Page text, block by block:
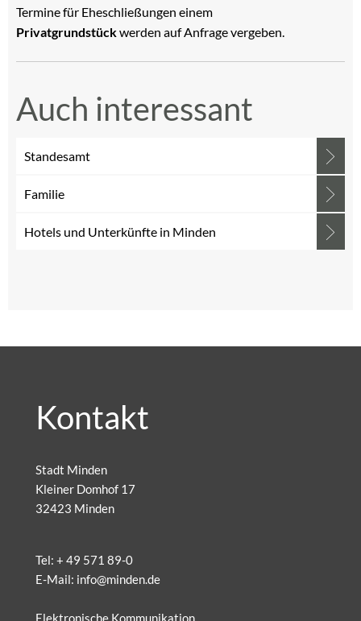
Termine für Eheschließungen einem
Privatgrundstückwerden auf Anfrage vergeben.
Auch interessant
Standesamt
Familie
Hotels und Unterkünfte in Minden
Kontakt
Stadt Minden
Kleiner Domhof 17
32423 Minden
Tel: + 49 571 89-0
E-Mail: info@minden.de
Elektronische Kommunikation